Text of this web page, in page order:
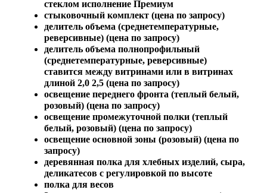
стеклом исполнение Премиум
стыковочный комплект (цена по запросу)
делитель объема (среднетемпературные,
реверсивные) (цена по запросу)
делитель объема полнопрофильный
(среднетемпературные, реверсивные)
ставится между витринами или в витринах
длиной 2,0 2,5 (цена по запросу)
освещение переднего фронта (теплый белый,
розовый) (цена по запросу)
освещение промежуточной полки (теплый
белый, розовый) (цена по запросу)
освещение основной зоны (розовый) (цена по
запросу)
деревянная полка для хлебных изделий, сыра,
деликатесов с регулировкой по высоте
полка для весов